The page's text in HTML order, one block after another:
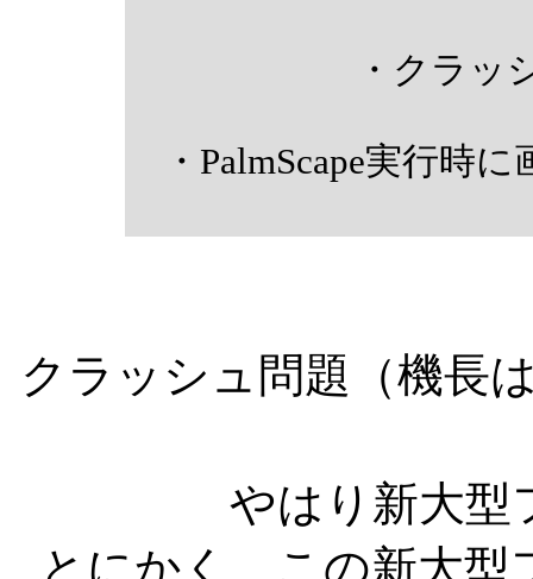
・クラッ
・PalmScape実行時
クラッシュ問題（機長
やはり新大型
とにかく、この新大